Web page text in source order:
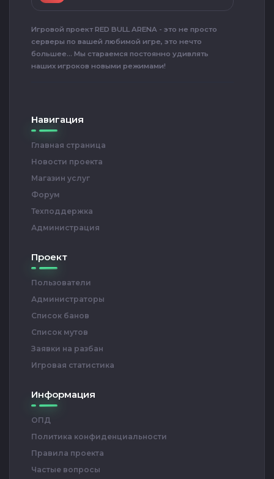
Игровой проект RED BULL ARENA - это не просто
серверы по вашей любимой игре, это нечто
большее... Мы стараемся постоянно удивлять
наших игроков новыми режимами!
Навигация
Главная страница
Новости проекта
Магазин услуг
Форум
Техподдержка
Администрация
Проект
Пользователи
Администраторы
Список банов
Список мутов
Заявки на разбан
Игровая статистика
Информация
ОПД
Политика конфиденциальности
Правила проекта
Частые вопросы